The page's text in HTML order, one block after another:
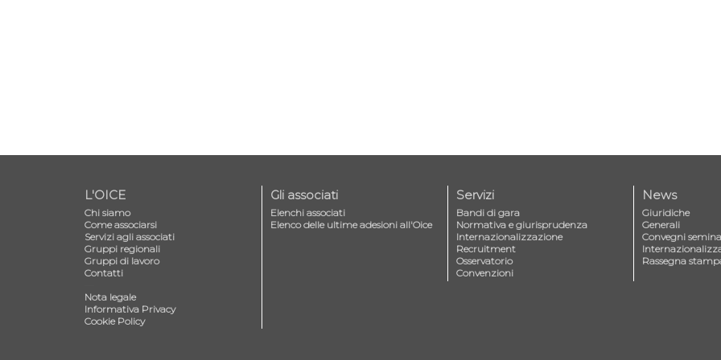
L'OICE
Chi siamo
Come associarsi
Servizi agli associati
Gruppi regionali
Gruppi di lavoro
Contatti
Nota legale
Informativa Privacy
Cookie Policy
Gli associati
Elenchi associati
Elenco delle ultime adesioni all'Oice
Servizi
Bandi di gara
Normativa e giurisprudenza
Internazionalizzazione
Recruitment
Osservatorio
Convenzioni
News
Giuridiche
Generali
Convegni
Rassegna